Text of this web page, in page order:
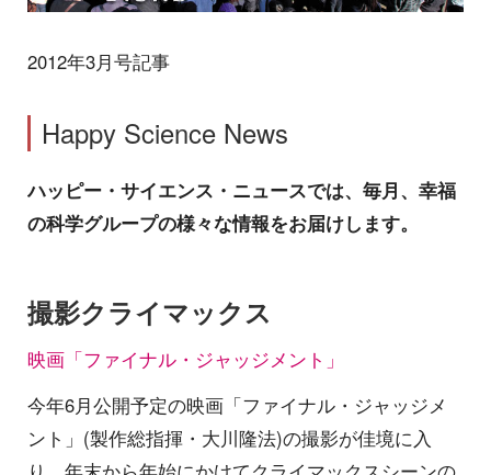
2012年3月号記事
Happy Science News
ハッピー・サイエンス・ニュースでは、毎月、幸福
の科学グループの様々な情報をお届けします。
撮影クライマックス
映画「ファイナル・ジャッジメント」
今年6月公開予定の映画「ファイナル・ジャッジメ
ント」(製作総指揮・大川隆法)の撮影が佳境に入